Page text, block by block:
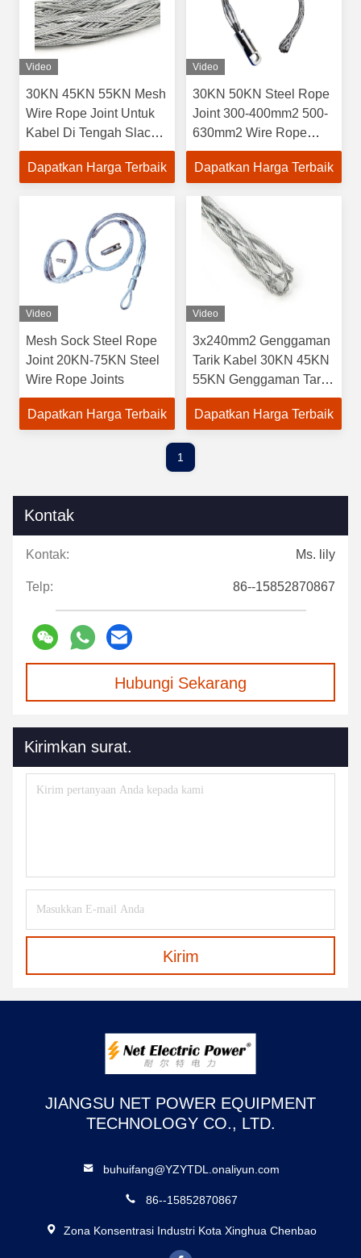
Video
30KN 45KN 55KN Mesh
Wire Rope Joint Untuk
Kabel Di Tengah Slack
Grip
Dapatkan Harga Terbaik
Video
30KN 50KN Steel Rope
Joint 300-400mm2 500-
630mm2 Wire Rope
Joint
Dapatkan Harga Terbaik
Video
Mesh Sock Steel Rope
Joint 20KN-75KN Steel
Wire Rope Joints
Dapatkan Harga Terbaik
Video
3x240mm2 Genggaman
Tarik Kabel 30KN 45KN
55KN Genggaman Tarik
Kawat
Dapatkan Harga Terbaik
1
Kontak
Kontak: Ms. lily
Telp: 86--15852870867
Hubungi Sekarang
Kirimkan surat.
Kirim
JIANGSU NET POWER EQUIPMENT
TECHNOLOGY CO., LTD.
buhuifang@YZYTDL.onaliyun.com
86--15852870867
Zona Konsentrasi Industri Kota Xinghua Chenbao